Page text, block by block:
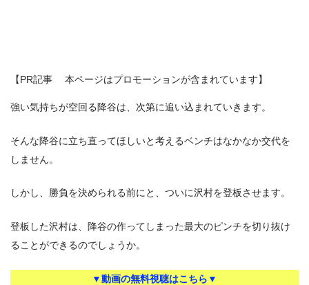
【PR記事 本ページはプロモーションが含まれています】
強い気持ちが空回る降谷は、次第に追い込まれていきます。
そんな降谷に立ち直ってほしいと考えるベンチはなかなか交代を
しません。
しかし、勝負を決められる前にと、ついに沢村を登板させます。
登板した沢村は、降谷の作ってしまった最大のピンチを切り抜け
ることができるのでしょうか。
▼動画の無料視聴はこちら▼